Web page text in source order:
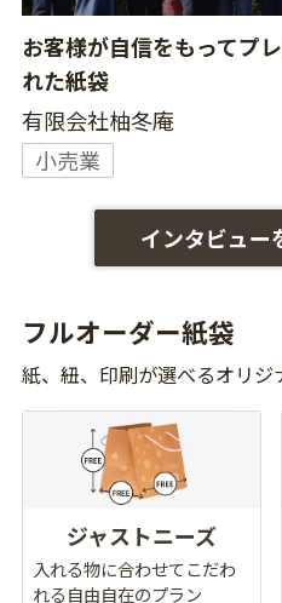
お客様が自信をもってプ
れた紙袋
有限会社柚冬庵
小売業
インタビュー
フルオーダー紙袋
紙、紐、印刷が選べるオリジ
ジャストニーズ
入れる物に合わせてこだわ
れる自由自在のプラン